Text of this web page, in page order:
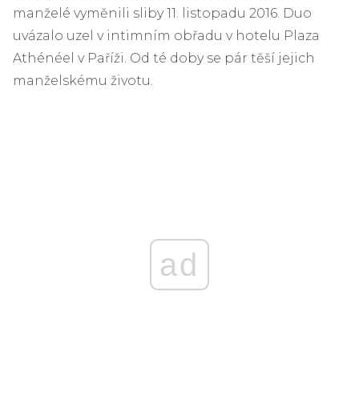
manželé vyměnili sliby 11. listopadu 2016. Duo
uvázalo uzel v intimním obřadu v hotelu Plaza
Athénéel v Paříži. Od té doby se pár těší jejich
manželskému životu.
ad